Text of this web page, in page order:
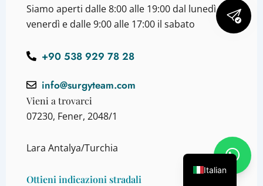
Siamo aperti dalle 8:00 alle 19:00 dal lunedì al
venerdì e dalle 9:00 alle 17:00 il sabato
+90 538 929 78 28
info@surgyteam.com
Vieni a trovarci
07230, Fener, 2048/1
Lara Antalya/Turchia
Ottieni indicazioni stradali
Italian